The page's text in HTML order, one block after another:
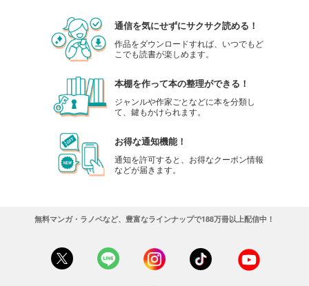
通信を気にせずにサクサク読める！
作品をダウンロードすれば、いつでもど
こでも読書が楽しめます。
本棚を作って本の整理ができる！
ジャンルや作家ごとなどに本を分類し
て、鍵もかけられます。
お得な通知機能！
通知を許可すると、お得なクーポン情報
などが届きます。
無料マンガ・ラノベなど、豊富なラインナップで188万冊以上配信中！